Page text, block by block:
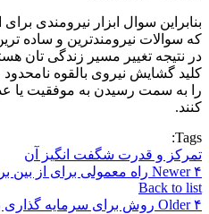
بنابراین سوال ابزار نیرومندی
که سوالات نیرومندترین و ساده
در نتیجه تغییر مسیر زندگی تان
کلید گشایش نیروی بالقوه
را به سمت رسیدن به موفقیت یا
کنند.
Tags:
تمرکز و قدرت شگفت انگیز آن
Newer ۴ راه معمولی برای از بین بردن باورهای محدود کننده
Back to list
Older ۴ روش برای سرمایه گذاری بر بهبود فردی